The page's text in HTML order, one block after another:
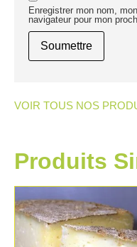
Produits
Enregistrer mon nom,
navigateur pour mon
VOIR TOUS NOS